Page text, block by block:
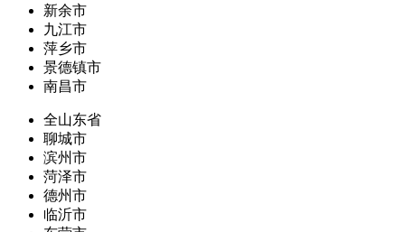
新余市
九江市
萍乡市
景德镇市
南昌市
全山东省
聊城市
滨州市
菏泽市
德州市
临沂市